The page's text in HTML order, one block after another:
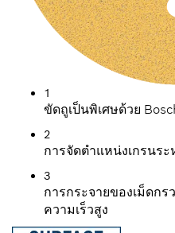
1
ขัดถูเป็นพิเศษด้วย
2
การจัดตำแหน่งเกรนร
3
การกระจายของเม็ดก
ความเร็วสูง